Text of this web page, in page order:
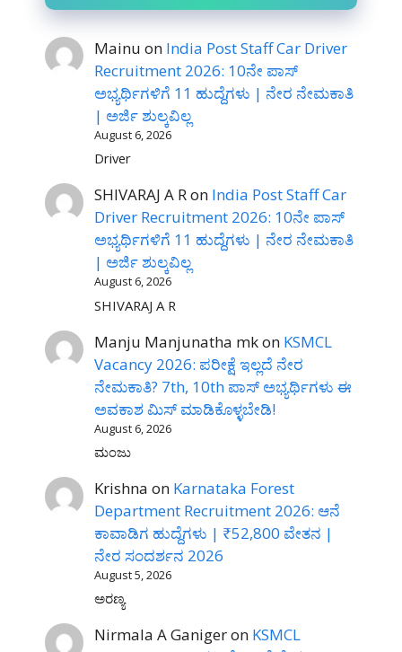
Mainu on India Post Staff Car Driver
Recruitment 2026: 10ನೇ ಪಾಸ್
ಅಭ್ಯರ್ಥಿಗಳಿಗೆ 11 ಹುದ್ದೆಗಳು | ನೇರ ನೇಮಕಾತಿ
| ಅರ್ಜಿ ಶುಲ್ಕವಿಲ್ಲ
August 6, 2026
Driver
SHIVARAJ A Ron India Post Staff Car
Driver Recruitment 2026: 10ನೇ ಪಾಸ್
ಅಭ್ಯರ್ಥಿಗಳಿಗೆ 11 ಹುದ್ದೆಗಳು | ನೇರ ನೇಮಕಾತಿ
| ಅರ್ಜಿ ಶುಲ್ಕವಿಲ್ಲ
August 6, 2026
SHIVARAJ A R
Manju Manjunatha mkon KSMCL
Vacancy 2026: ಪರೀಕ್ಷೆ ಇಲ್ಲದೆ ನೇರ
ನೇಮಕಾತಿ? 7th, 10th ಪಾಸ್ ಅಭ್ಯರ್ಥಿಗಳು ಈ
ಅವಕಾಶ ಮಿಸ್ ಮಾಡಿಕೊಳ್ಳಬೇಡಿ!
August 6, 2026
ಮಂಜು
Krishna on Karnataka Forest
Department Recruitment 2026: ಆನೆ
ಕಾವಾಡಿಗ ಹುದ್ದೆಗಳು | ₹52,800 ವೇತನ |
ನೇರ ಸಂದರ್ಶನ 2026
August 5, 2026
ಅರಣ್ಯ
Nirmala A Ganigeron KSMCL